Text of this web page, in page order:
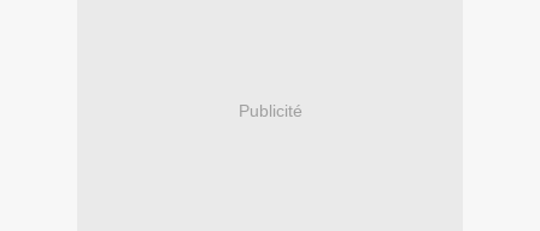
Publicité